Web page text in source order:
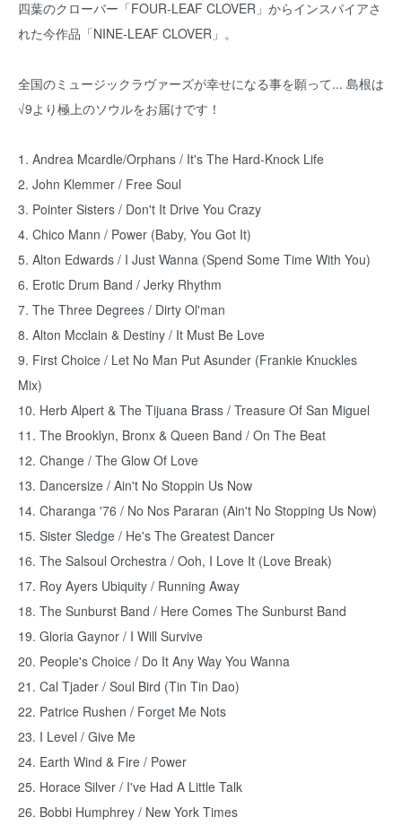
四葉のクローバー「FOUR-LEAF CLOVER」からインスパイアさ
れた今作品「NINE-LEAF CLOVER」。
全国のミュージックラヴァーズが幸せになる事を願って... 島根は
√9より極上のソウルをお届けです！
1. Andrea Mcardle/Orphans / It's The Hard-Knock Life
2. John Klemmer / Free Soul
3. Pointer Sisters / Don't It Drive You Crazy
4. Chico Mann / Power (Baby, You Got It)
5. Alton Edwards / I Just Wanna (Spend Some Time With You)
6. Erotic Drum Band / Jerky Rhythm
7. The Three Degrees / Dirty Ol'man
8. Alton Mcclain & Destiny / It Must Be Love
9. First Choice / Let No Man Put Asunder (Frankie Knuckles
Mix)
10. Herb Alpert & The Tijuana Brass / Treasure Of San Miguel
11. The Brooklyn, Bronx & Queen Band / On The Beat
12. Change / The Glow Of Love
13. Dancersize / Ain't No Stoppin Us Now
14. Charanga '76 / No Nos Pararan (Ain't No Stopping Us Now)
15. Sister Sledge / He's The Greatest Dancer
16. The Salsoul Orchestra / Ooh, I Love It (Love Break)
17. Roy Ayers Ubiquity / Running Away
18. The Sunburst Band / Here Comes The Sunburst Band
19. Gloria Gaynor / I Will Survive
20. People's Choice / Do It Any Way You Wanna
21. Cal Tjader / Soul Bird (Tin Tin Dao)
22. Patrice Rushen / Forget Me Nots
23. I Level / Give Me
24. Earth Wind & Fire / Power
25. Horace Silver / I've Had A Little Talk
26. Bobbi Humphrey / New York Times